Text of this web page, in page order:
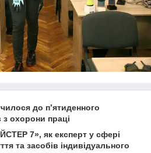
до п’ятиденного
з охорони праці
7», як експерт у сфері
та засобів індивідуального